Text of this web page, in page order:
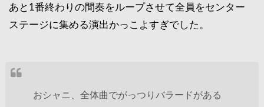
あと1番終わりの間奏をループさせて全員をセンター
ステージに集める演出かっこよすぎでした。
おシャニ、全体曲でがっつりバラードがある